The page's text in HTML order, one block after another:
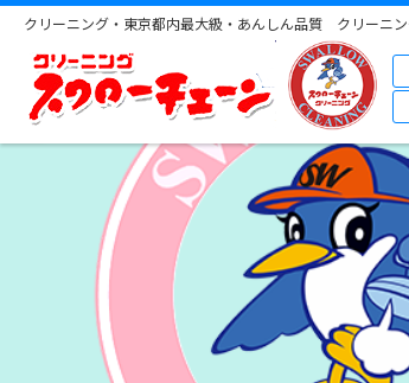
クリーニング・東京都内最大級・あんしん品質 クリーニ